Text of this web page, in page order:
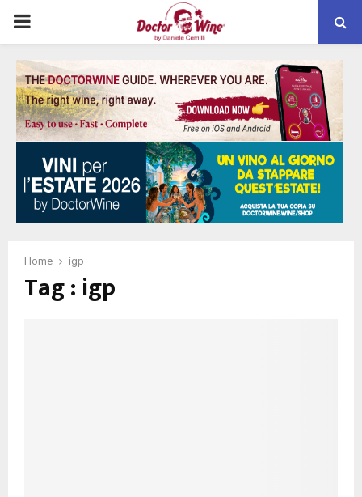
PRIMARY
MENU
Home igp
Tag : igp